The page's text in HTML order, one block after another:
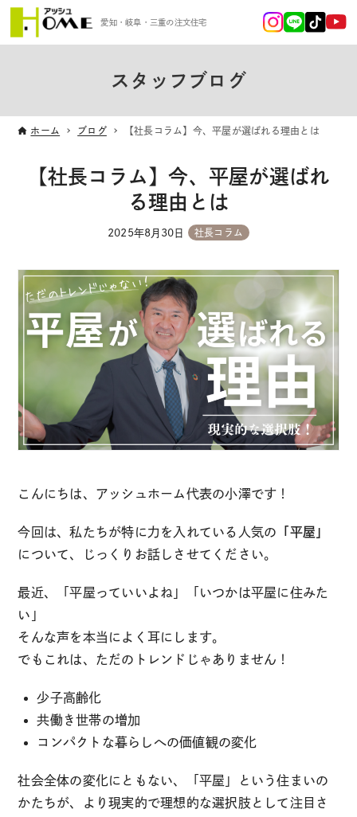
愛知・岐阜・三重の注文住宅
スタッフブログ
ホーム ブログ 【社長コラム】今、平屋が選ばれる理由とは
【社長コラム】今、平屋が選ばれ
る理由とは
2025年8月30日 社長コラム
こんにちは、アッシュホーム代表の小澤です！
今回は、私たちが特に力を入れている人気の 「平屋」
について、じっくりお話しさせてください。
最近、「平屋っていいよね」「いつかは平屋に住みた
い」
そんな声を本当によく耳にします。
でもこれは、ただのトレンドじゃありません！
少子高齢化
共働き世帯の増加
コンパクトな暮らしへの価値観の変化
社会全体の変化にともない、「平屋」という住まいの
かたちが、より現実的で理想的な選択肢として注目さ